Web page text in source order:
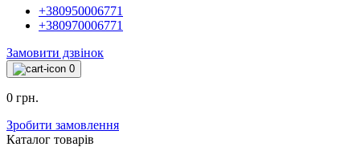
+380950006771
+380970006771
Замовити дзвінок
0
0 грн.
Зробити замовлення
Каталог товарiв